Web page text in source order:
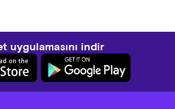
uygulamasını indir